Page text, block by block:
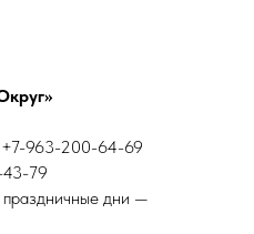
963-200-64-69
43-79
дни —